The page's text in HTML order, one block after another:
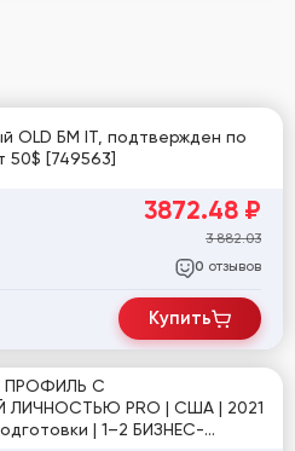
OLD БМ IT, подтвержден по
50$ [749563]
3872.48 ₽
3 882.03
0 отзывов
Купить
ПРОФИЛЬ С
PRO | США | 2021
| 1–2 БИЗНЕС-